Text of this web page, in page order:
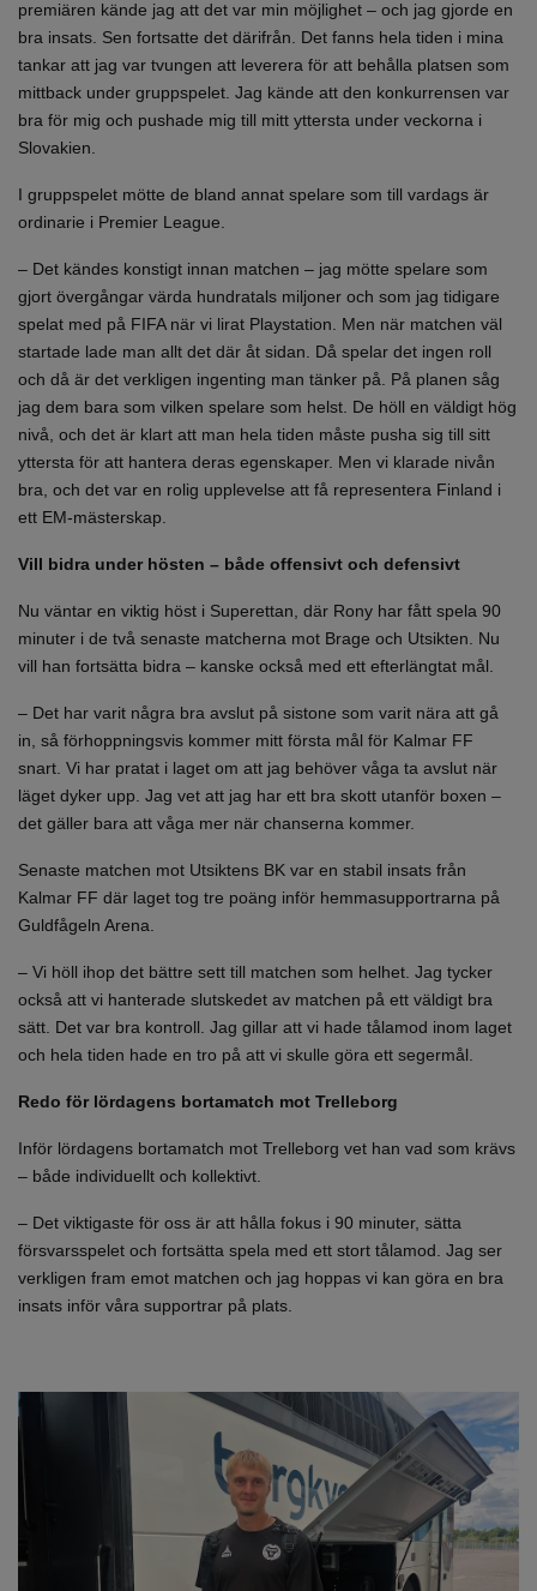
premiären kände jag att det var min möjlighet – och jag gjorde en
bra insats. Sen fortsatte det därifrån. Det fanns hela tiden i mina
tankar att jag var tvungen att leverera för att behålla platsen som
mittback under gruppspelet. Jag kände att den konkurrensen var
bra för mig och pushade mig till mitt yttersta under veckorna i
Slovakien.
I gruppspelet mötte de bland annat spelare som till vardags är
ordinarie i Premier League.
– Det kändes konstigt innan matchen – jag mötte spelare som
gjort övergångar värda hundratals miljoner och som jag tidigare
spelat med på FIFA när vi lirat Playstation. Men när matchen väl
startade lade man allt det där åt sidan. Då spelar det ingen roll
och då är det verkligen ingenting man tänker på. På planen såg
jag dem bara som vilken spelare som helst. De höll en väldigt hög
nivå, och det är klart att man hela tiden måste pusha sig till sitt
yttersta för att hantera deras egenskaper. Men vi klarade nivån
bra, och det var en rolig upplevelse att få representera Finland i
ett EM-mästerskap.
Vill bidra under hösten – både offensivt och defensivt
Nu väntar en viktig höst i Superettan, där Rony har fått spela 90
minuter i de två senaste matcherna mot Brage och Utsikten. Nu
vill han fortsätta bidra – kanske också med ett efterlängtat mål.
– Det har varit några bra avslut på sistone som varit nära att gå
in, så förhoppningsvis kommer mitt första mål för Kalmar FF
snart. Vi har pratat i laget om att jag behöver våga ta avslut när
läget dyker upp. Jag vet att jag har ett bra skott utanför boxen –
det gäller bara att våga mer när chanserna kommer.
Senaste matchen mot Utsiktens BK var en stabil insats från
Kalmar FF där laget tog tre poäng inför hemmasupportrarna på
Guldfågeln Arena.
– Vi höll ihop det bättre sett till matchen som helhet. Jag tycker
också att vi hanterade slutskedet av matchen på ett väldigt bra
sätt. Det var bra kontroll. Jag gillar att vi hade tålamod inom laget
och hela tiden hade en tro på att vi skulle göra ett segermål.
Redo för lördagens bortamatch mot Trelleborg
Inför lördagens bortamatch mot Trelleborg vet han vad som krävs
– både individuellt och kollektivt.
– Det viktigaste för oss är att hålla fokus i 90 minuter, sätta
försvarsspelet och fortsätta spela med ett stort tålamod. Jag ser
verkligen fram emot matchen och jag hoppas vi kan göra en bra
insats inför våra supportrar på plats.